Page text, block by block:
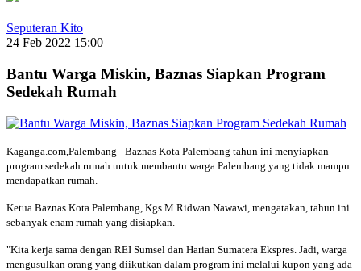
Seputeran Kito
24 Feb 2022 15:00
Bantu Warga Miskin, Baznas Siapkan Program
Sedekah Rumah
Kaganga.com,Palembang - Baznas Kota Palembang tahun ini menyiapkan
program sedekah rumah untuk membantu warga Palembang yang tidak mampu
mendapatkan rumah.
Ketua Baznas Kota Palembang, Kgs M Ridwan Nawawi, mengatakan, tahun ini
sebanyak enam rumah yang disiapkan.
"Kita kerja sama dengan REI Sumsel dan Harian Sumatera Ekspres. Jadi, warga
mengusulkan orang yang diikutkan dalam program ini melalui kupon yang ada